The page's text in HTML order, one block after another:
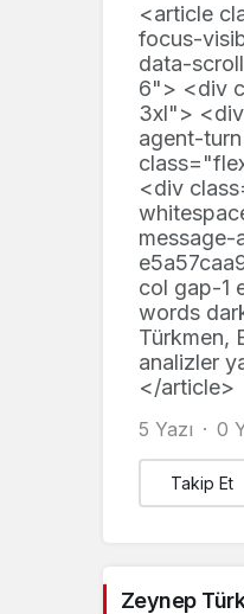
<article
focus-
data-
6"> <div
3xl">
agent-
<div
col gap-1
words
Türkmen,
analizler
</article>
5 Yazı 0
Takip Et
Zeynep